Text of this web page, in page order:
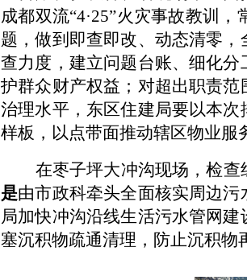
成都双流“4·25”火灾事故教训，
题，做到 即查即改、动态清零
查力度，建立问题台账、细化分
护群众财产权益；对超出职责范
治理水平， 东区住建局要以本次
样板，以点带面推动辖区物业服
在枣子坪大冲沟现场，检查
是由市政科牵头全面核实周边污
局加快冲沟沿线生活污水管网建
塞沉积物疏通清理，防止沉积物